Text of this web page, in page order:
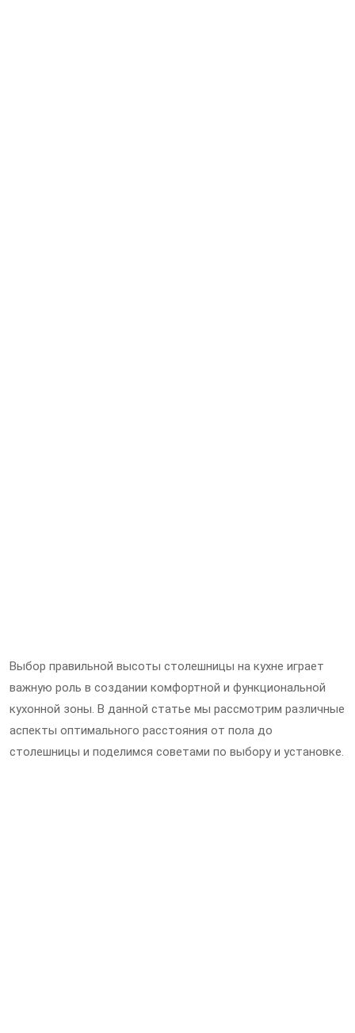
Выбор правильной высоты столешницы на кухне играет
важную роль в создании комфортной и функциональной
кухонной зоны. В данной статье мы рассмотрим различные
аспекты оптимального расстояния от пола до
столешницы и поделимся советами по выбору и установке.